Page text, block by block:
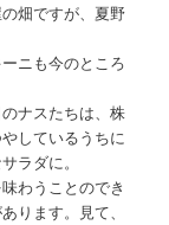
畑ですが、夏野
ニも今のところ
ナスたちは、株
しているうちに
ラダに。
わうことのでき
ります。見て、